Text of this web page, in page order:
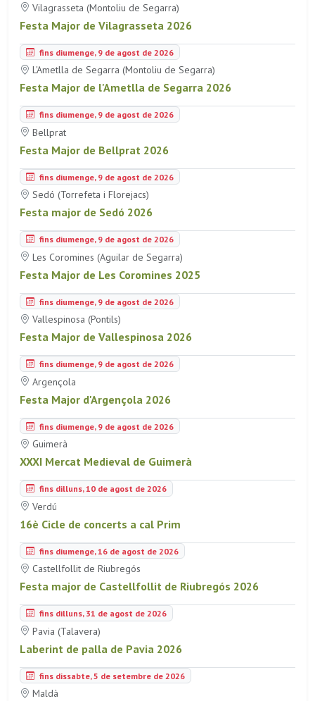
Vilagrasseta (Montoliu de Segarra)
Festa Major de Vilagrasseta 2026
fins diumenge, 9 de agost de 2026
L'Ametlla de Segarra (Montoliu de Segarra)
Festa Major de l'Ametlla de Segarra 2026
fins diumenge, 9 de agost de 2026
Bellprat
Festa Major de Bellprat 2026
fins diumenge, 9 de agost de 2026
Sedó (Torrefeta i Florejacs)
Festa major de Sedó 2026
fins diumenge, 9 de agost de 2026
Les Coromines (Aguilar de Segarra)
Festa Major de Les Coromines 2025
fins diumenge, 9 de agost de 2026
Vallespinosa (Pontils)
Festa Major de Vallespinosa 2026
fins diumenge, 9 de agost de 2026
Argençola
Festa Major d'Argençola 2026
fins diumenge, 9 de agost de 2026
Guimerà
XXXI Mercat Medieval de Guimerà
fins dilluns, 10 de agost de 2026
Verdú
16è Cicle de concerts a cal Prim
fins diumenge, 16 de agost de 2026
Castellfollit de Riubregós
Festa major de Castellfollit de Riubregós 2026
fins dilluns, 31 de agost de 2026
Pavia (Talavera)
Laberint de palla de Pavia 2026
fins dissabte, 5 de setembre de 2026
Maldà